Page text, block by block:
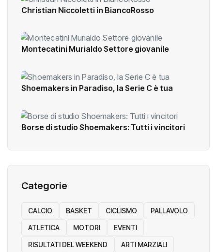
Christian Niccoletti in BiancoRosso
Montecatini Murialdo Settore giovanile
Shoemakers in Paradiso, la Serie C è tua
Borse di studio Shoemakers: Tutti i vincitori
Categorie
CALCIO BASKET CICLISMO PALLAVOLO
ATLETICA MOTORI EVENTI
RISULTATI DEL WEEKEND ARTI MARZIALI